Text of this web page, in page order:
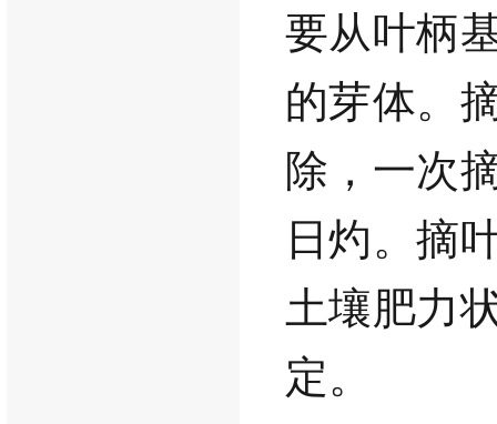
要从叶柄
的芽体。
除，一次
日灼。摘
土壤肥力
定。